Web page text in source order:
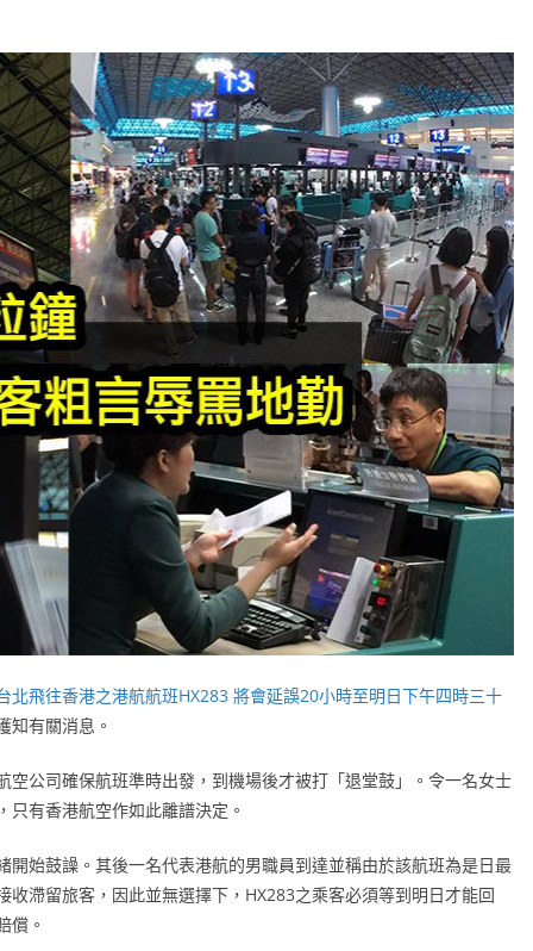
北飛往香港之港航航班HX283 將會延誤20小時至明日下午四時三十
知有關消息。
公司確保航班準時出發，到機場後才被打「退堂鼓」。令一名女士
有香港航空作如此離譜決定。
始鼓譟。其後一名代表港航的男職員到達並稱由於該航班為是日最
滯留旅客，因此並無選擇下，HX283之乘客必須等到明日才能回
償。